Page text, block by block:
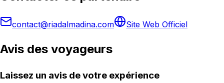
contact@riadalmadina.com Site Web Officiel
Avis des voyageurs
Laissez un avis de votre expérience